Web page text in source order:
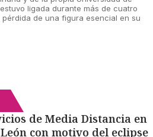
ligada durante más de cuatro
de una figura esencial en su
de Media Distancia en
con motivo del eclipse